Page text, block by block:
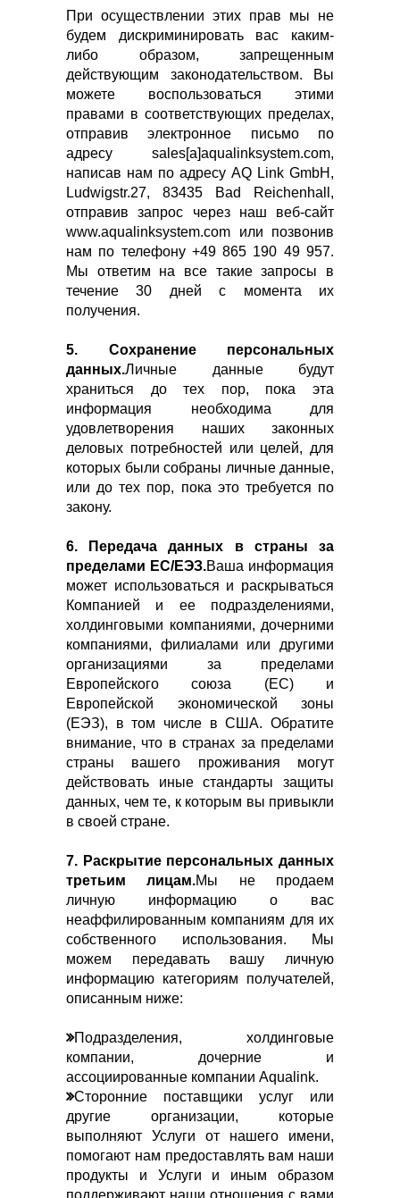
При осуществлении этих прав мы не
будем дискриминировать вас каким-
либо образом, запрещенным
действующим законодательством. Вы
можете воспользоваться этими
правами в соответствующих пределах,
отправив электронное письмо по
адресу sales[a]aqualinksystem.com,
написав нам по адресу AQ Link GmbH,
Ludwigstr.27, 83435 Bad Reichenhall,
отправив запрос через наш веб-сайт
www.aqualinksystem.com или позвонив
нам по телефону +49 865 190 49 957.
Мы ответим на все такие запросы в
течение 30 дней с момента их
получения.
5. Сохранение персональных
данных.Личные данные будут
храниться до тех пор, пока эта
информация необходима для
удовлетворения наших законных
деловых потребностей или целей, для
которых были собраны личные данные,
или до тех пор, пока это требуется по
закону.
6. Передача данных в страны за
пределами ЕС/ЕЭЗ.Ваша информация
может использоваться и раскрываться
Компанией и ее подразделениями,
холдинговыми компаниями, дочерними
компаниями, филиалами или другими
организациями за пределами
Европейского союза (ЕС) и
Европейской экономической зоны
(ЕЭЗ), в том числе в США. Обратите
внимание, что в странах за пределами
страны вашего проживания могут
действовать иные стандарты защиты
данных, чем те, к которым вы привыкли
в своей стране.
7. Раскрытие персональных данных
третьим лицам.Мы не продаем
личную информацию о вас
неаффилированным компаниям для их
собственного использования. Мы
можем передавать вашу личную
информацию категориям получателей,
описанным ниже:
Подразделения, холдинговые
компании, дочерние и
ассоциированные компании Aqualink.
Сторонние поставщики услуг или
другие организации, которые
выполняют Услуги от нашего имени,
помогают нам предоставлять вам наши
продукты и Услуги и иным образом
поддерживают наши отношения с вами